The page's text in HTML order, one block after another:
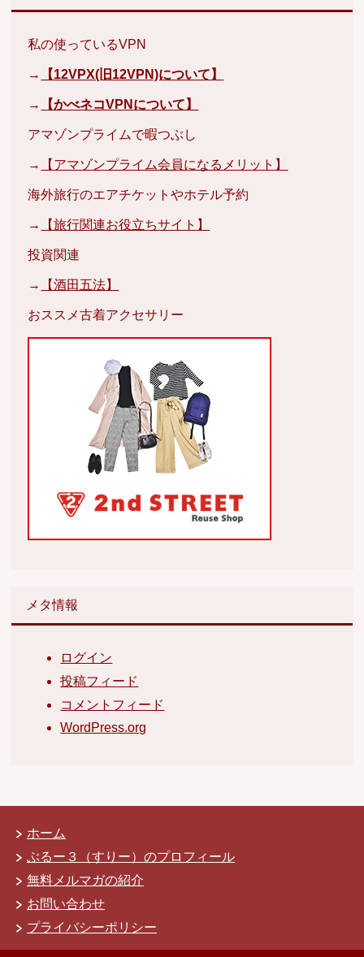
私の使っているVPN
→ 【12VPX(旧12VPN)について】
→ 【かべネコVPNについて】
アマゾンプライムで暇つぶし
→ 【アマゾンプライム会員になるメリット】
海外旅行のエアチケットやホテル予約
→ 【旅行関連お役立ちサイト】
投資関連
→ 【酒田五法】
おススメ古着アクセサリー
メタ情報
ログイン
投稿フィード
コメントフィード
WordPress.org
ホーム
ぶるー３（すりー）のプロフィール
無料メルマガの紹介
お問い合わせ
プライバシーポリシー